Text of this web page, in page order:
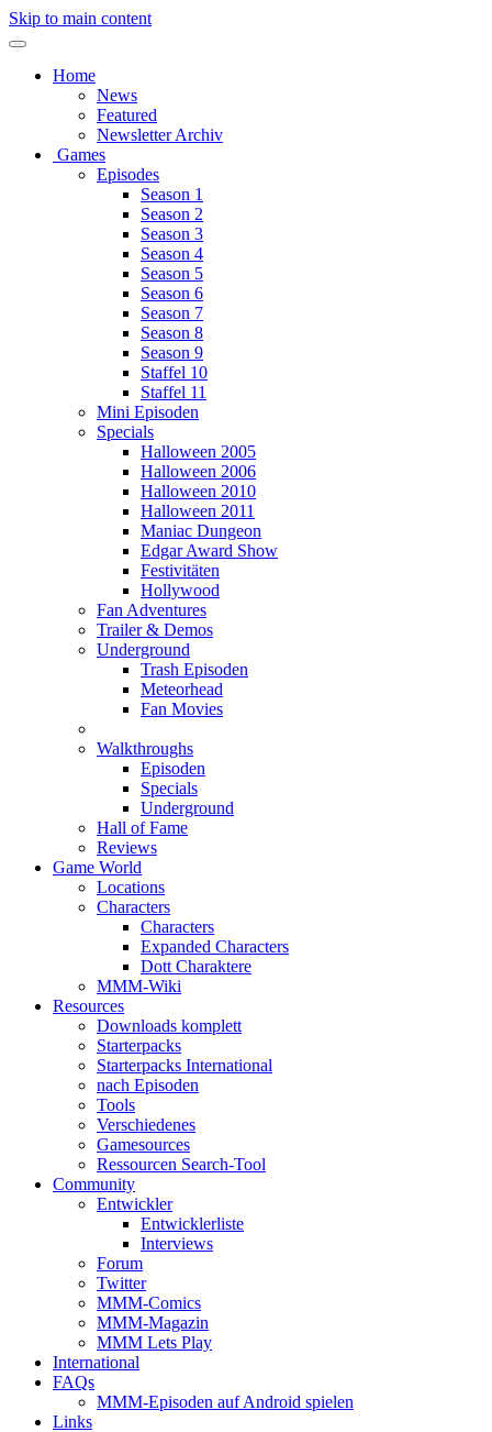
Skip to main content
Home
News
Featured
Newsletter Archiv
Games
Episodes
Season 1
Season 2
Season 3
Season 4
Season 5
Season 6
Season 7
Season 8
Season 9
Staffel 10
Staffel 11
Mini Episoden
Specials
Halloween 2005
Halloween 2006
Halloween 2010
Halloween 2011
Maniac Dungeon
Edgar Award Show
Festivitäten
Hollywood
Fan Adventures
Trailer & Demos
Underground
Trash Episoden
Meteorhead
Fan Movies
Walkthroughs
Episoden
Specials
Underground
Hall of Fame
Reviews
Game World
Locations
Characters
Characters
Expanded Characters
Dott Charaktere
MMM-Wiki
Resources
Downloads komplett
Starterpacks
Starterpacks International
nach Episoden
Tools
Verschiedenes
Gamesources
Ressourcen Search-Tool
Community
Entwickler
Entwicklerliste
Interviews
Forum
Twitter
MMM-Comics
MMM-Magazin
MMM Lets Play
International
FAQs
MMM-Episoden auf Android spielen
Links